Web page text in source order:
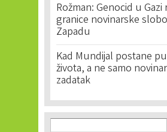
Rožman: Genocid u
granice novinarske
Zapadu
Kad Mundijal postane
života, a ne samo
zadatak
Search